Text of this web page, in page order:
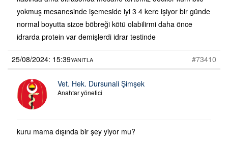
yokmuş mesanesinde işemeside iyi 3 4 kere işiyor bir günde
normal boyutta sizce böbreği kötü olabilirmi daha önce
idrarda protein var demişlerdi idrar testinde
25/08/2024: 15:39 #73410
YANITLA
Vet. Hek. Dursunali Şimşek
Anahtar yönetici
kuru mama dışında bir şey yiyor mu?